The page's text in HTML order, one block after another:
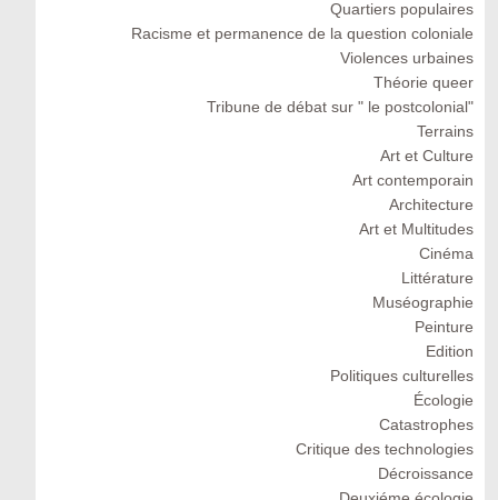
Quartiers populaires
Racisme et permanence de la question coloniale
Violences urbaines
Théorie queer
Tribune de débat sur " le postcolonial"
Terrains
Art et Culture
Art contemporain
Architecture
Art et Multitudes
Cinéma
Littérature
Muséographie
Peinture
Edition
Politiques culturelles
Écologie
Catastrophes
Critique des technologies
Décroissance